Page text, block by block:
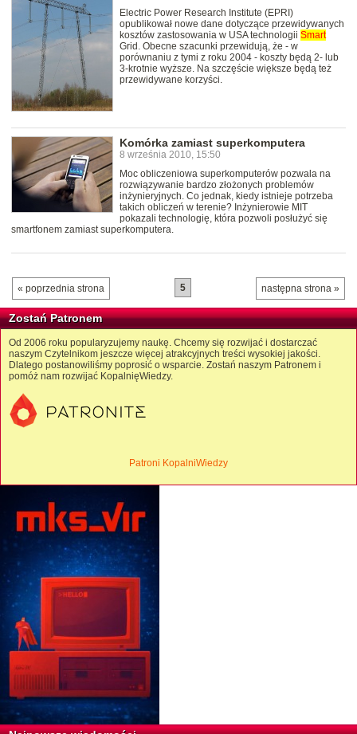
Electric Power Research Institute (EPRI)
opublikował nowe dane dotyczące przewidywanych
kosztów zastosowania w USA technologii Smart
Grid. Obecne szacunki przewidują, że - w
porównaniu z tymi z roku 2004 - koszty będą 2- lub
3-krotnie wyższe. Na szczęście większe będą też
przewidywane korzyści.
Komórka zamiast superkomputera
8 września 2010, 15:50
Moc obliczeniowa superkomputerów pozwala na
rozwiązywanie bardzo złożonych problemów
inżynieryjnych. Co jednak, kiedy istnieje potrzeba
takich obliczeń w terenie? Inżynierowie MIT
pokazali technologię, która pozwoli posłużyć się
smartfonem zamiast superkomputera.
« poprzednia strona następna strona »
5
Zostań Patronem
Od 2006 roku popularyzujemy naukę. Chcemy się rozwijać i dostarczać
naszym Czytelnikom jeszcze więcej atrakcyjnych treści wysokiej jakości.
Dlatego postanowiliśmy poprosić o wsparcie. Zostań naszym Patronem i
pomóż nam rozwijać KopalnięWiedzy.
Patroni KopalniWiedzy